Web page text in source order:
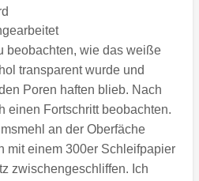
beobachten, wie das weiße
transparent wurde und
Poren haften blieb. Nach
einen Fortschritt beobachten.
an der Oberfäche
mit einem 300er Schleifpapier
zwischengeschliffen. Ich